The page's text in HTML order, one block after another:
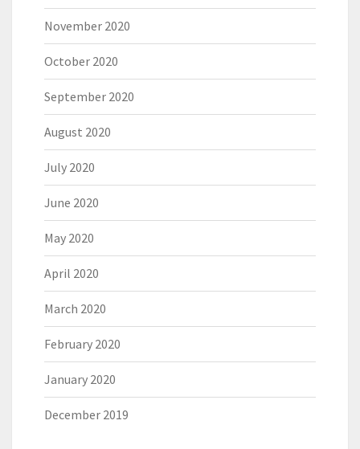
November 2020
October 2020
September 2020
August 2020
July 2020
June 2020
May 2020
April 2020
March 2020
February 2020
January 2020
December 2019